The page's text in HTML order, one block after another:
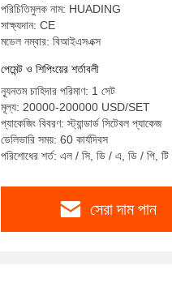
পরিচিতিমুলক নাম: HUADING
সাক্ষ্যদান: CE
মডেল নম্বার: বিআইএসএক্স
পেমেন্ট ও শিপিংয়ের শর্তাবলী
ন্যূনতম চাহিদার পরিমাণ: 1 সেট
মূল্য: 20000-200000 USD/SET
প্যাকেজিং বিবরণ: স্ট্যান্ডার্ড সিটেবল প্যাকেজ
ডেলিভারি সময়: 60 কার্যদিবস
পরিশোধের শর্ত: এল / সি, ডি / এ, ডি / পি, টি
সেরা দাম পান